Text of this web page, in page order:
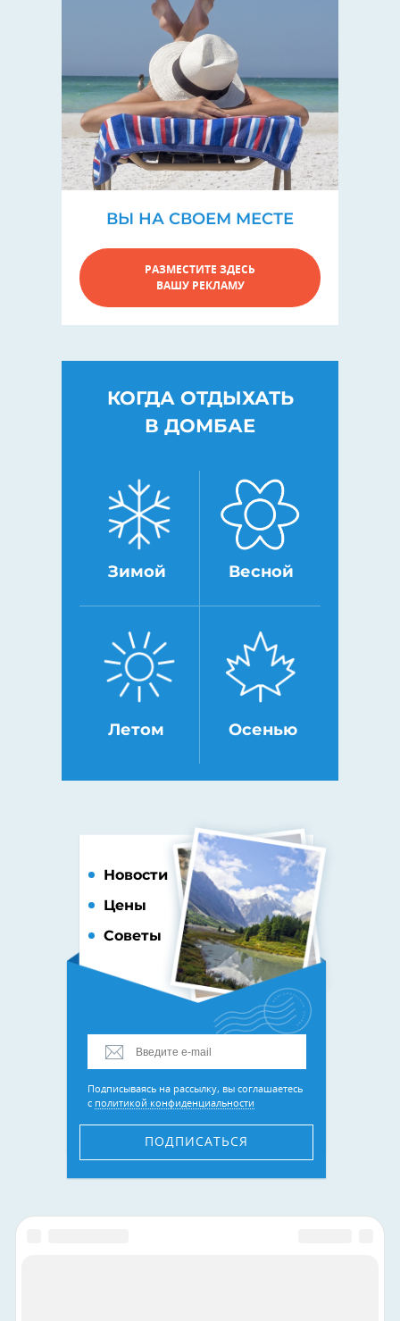
ВЫ НА СВОЕМ МЕСТЕ
РАЗМЕСТИТЕ ЗДЕСЬ
ВАШУ РЕКЛАМУ
КОГДА ОТДЫХАТЬ
В ДОМБАЕ
Зимой Весной
Летом Осенью
Новости
Цены
Советы
Подписываясь на рассылку, вы соглашаетесь
с политикой конфиденциальности
ПОДПИСАТЬСЯ